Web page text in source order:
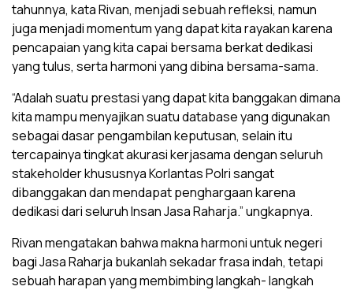
tahunnya, kata Rivan, menjadi sebuah refleksi, namun
juga menjadi momentum yang dapat kita rayakan karena
pencapaian yang kita capai bersama berkat dedikasi
yang tulus, serta harmoni yang dibina bersama-sama.
“Adalah suatu prestasi yang dapat kita banggakan dimana
kita mampu menyajikan suatu database yang digunakan
sebagai dasar pengambilan keputusan, selain itu
tercapainya tingkat akurasi kerjasama dengan seluruh
stakeholder khususnya Korlantas Polri sangat
dibanggakan dan mendapat penghargaan karena
dedikasi dari seluruh Insan Jasa Raharja.” ungkapnya.
Rivan mengatakan bahwa makna harmoni untuk negeri
bagi Jasa Raharja bukanlah sekadar frasa indah, tetapi
sebuah harapan yang membimbing langkah- langkah